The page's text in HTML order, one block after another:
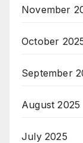
November
October
September
August 2025
July 2025